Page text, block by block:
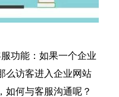
功能：如果一个企业
么访客进入企业网站
如何与客服沟通呢？